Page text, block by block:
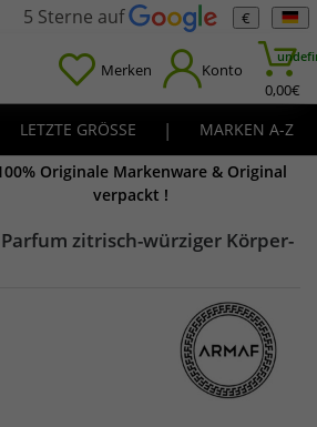
5 Sterne auf €
Merken Konto
0,00€
LETZTE GRÖSSE |
MARKEN A-Z
Originale Markenware & Original
verpackt !
zitrisch-würziger Körper-